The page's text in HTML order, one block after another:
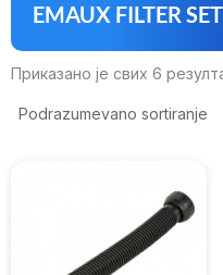
EMAUX FILTER SET
Приказано је свих 6